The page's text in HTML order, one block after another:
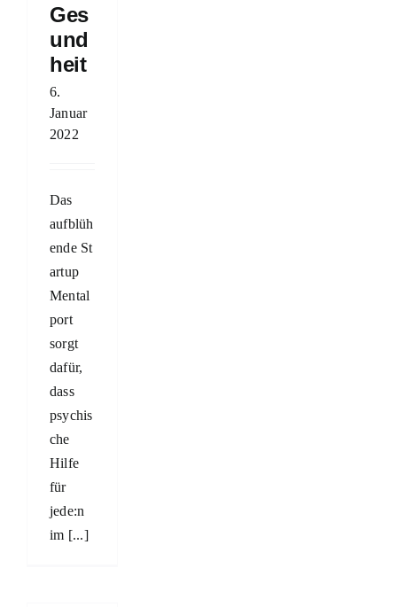
Ges
und
heit
6.
Januar
2022
Das
aufblüh
ende St
artup
Mental
port
sorgt
dafür,
dass
psychis
che
Hilfe
für
jede:n
im [...]